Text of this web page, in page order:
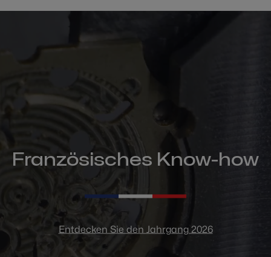
Französisches Know-how
Entdecken Sie den Jahrgang 2026